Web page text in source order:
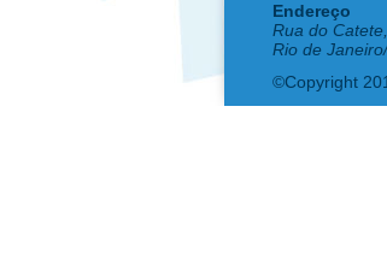
Endereço
Rua do
Rio de
©Copyright